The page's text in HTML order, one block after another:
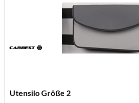
Utensilo Größe 2